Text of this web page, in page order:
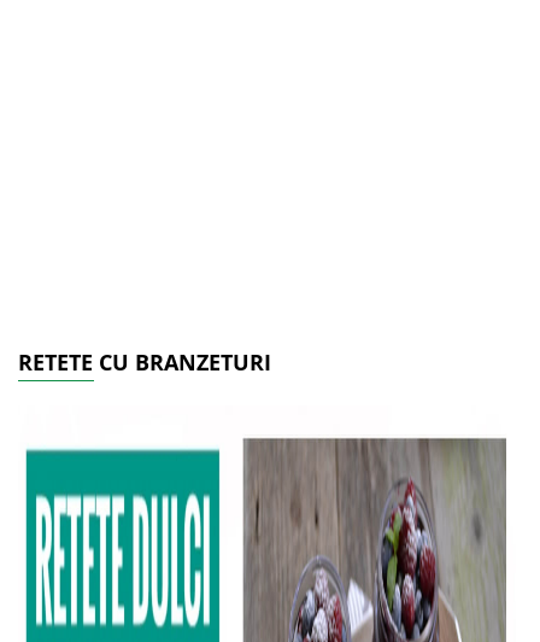
RETETE CU BRANZETURI